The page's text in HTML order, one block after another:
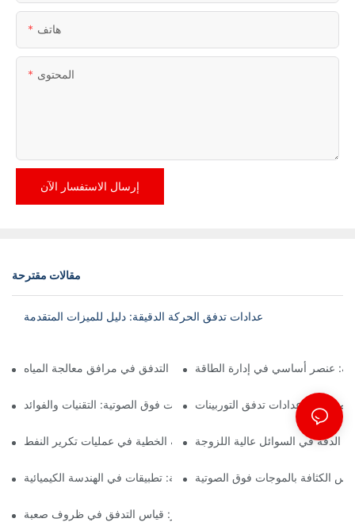
هاتف
المحتوى
إرسال الاستفسار الآن
مقالات مقترحة
عدادات تدفق الحركة الدقيقة: دليل للميزات المتقدمة
تطبيقات فوهة التدفق في مرافق معالجة المياهعنصر أساسي في إدارة الطاقة
قياس كثافة الموجات فوق الصوتية: التقنيات والفوائدفهم معايرة عدادات تدفق التوربينات
دور عدادات الكثافة الخطية في عمليات تكرير النفطفي السوائل عالية اللزوجة
مقاييس تدفق الكتلة الحرارية: تطبيقات في الهندسة الكيميائية
الكثافة بالموجات فوق الصوتية
عدادات التدفق من أنوبار: قياس التدفق في ظروف صعبة